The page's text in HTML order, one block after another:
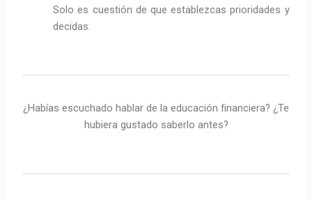
Solo es cuestión de que establezcas prioridades y
decidas.
¿Habías escuchado hablar de la educación financiera? ¿Te
hubiera gustado saberlo antes?